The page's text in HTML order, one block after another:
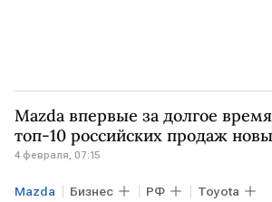
Mazda впервые за долгое
топ-10 российских продаж
4 февраля, 07:15
Mazda Бизнес РФ Toyota